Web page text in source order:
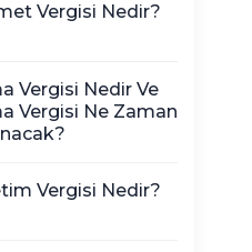
Vergisi Nedir?
Vergisi Nedir Ve
Vergisi Ne Zaman
Vergisi Nedir?